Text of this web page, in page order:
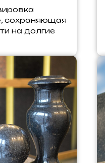
сохраняющая
на долгие